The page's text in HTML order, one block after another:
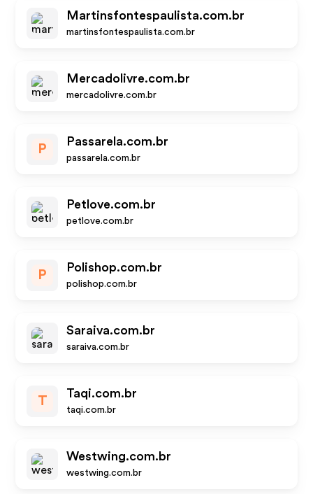
Martinsfontespaulista.com.br
martinsfontespaulista.com.br
Mercadolivre.com.br
mercadolivre.com.br
P
Passarela.com.br
passarela.com.br
Petlove.com.br
petlove.com.br
P
Polishop.com.br
polishop.com.br
Saraiva.com.br
saraiva.com.br
T
Taqi.com.br
taqi.com.br
Westwing.com.br
westwing.com.br